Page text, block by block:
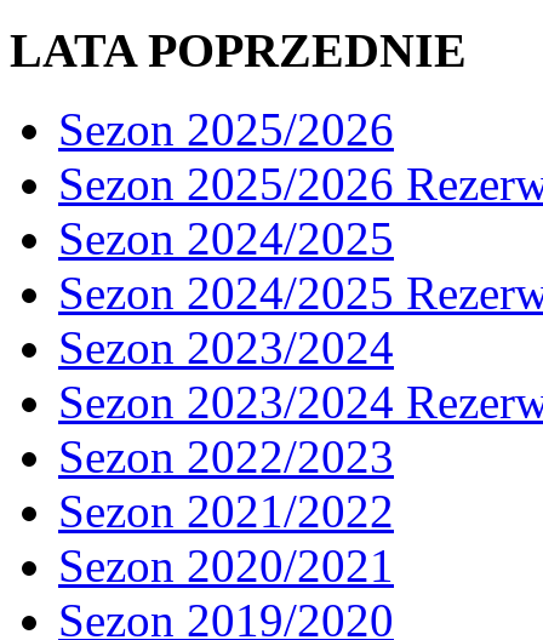
LATA POPRZEDNIE
Sezon 2025/2026
Sezon 2025/2026
Sezon 2024/2025
Sezon 2024/2025
Sezon 2023/2024
Sezon 2023/2024
Sezon 2022/2023
Sezon 2021/2022
Sezon 2020/2021
Sezon 2019/2020